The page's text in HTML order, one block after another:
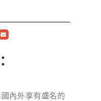
國內外享有盛名的